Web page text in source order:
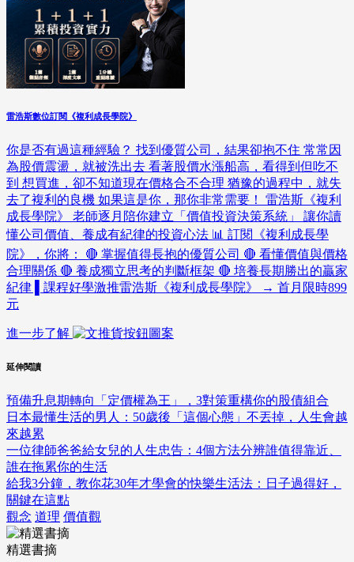
雷浩斯數位訂閱《複利成長學院》
你是否有過這種經驗？ 找到優質公司，結果卻抱不住 常常因
為股價震盪，就被洗出去 看著股價水漲船高，看得到但吃不
到 想買進，卻不知道現在價格合不合理 猶豫的過程中，就失
去了複利的良機 如果這是你，那你非常需要！ 雷浩斯《複利
成長學院》 老師逐月陪你建立「價值投資決策系統」 讓你讀
懂公司價值、養成有紀律的投資心法 📊 訂閱《複利成長學
院》，你將： 🔴 掌握值得長抱的優質公司 🔴 看懂價值與價格
合理關係 🔴 養成獨立思考的判斷框架 🔴 培養長期勝出的贏家
紀律 ▌課程好學激推雷浩斯《複利成長學院》 → 首月限時899
元
進一步了解
延伸閱讀
預備升息期轉向「定價權為王」，3對策重構你的股債組合
日本最懂生活的男人：50歲後「這個心態」不丟掉，人生會越
來越累
一位律師爸爸給女兒的人生忠告：4個方法分辨誰值得靠近、
誰在拖累你的生活
給我3分鐘，教你花30年才學會的快樂生活法：日子過得好，
關鍵在這點
觀念 道理 價值觀
精選書摘